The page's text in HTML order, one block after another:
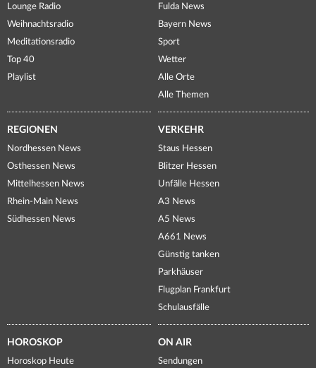
Lounge Radio
Weihnachtsradio
Meditationsradio
Top 40
Playlist
Fulda News
Bayern News
Sport
Wetter
Alle Orte
Alle Themen
REGIONEN
Nordhessen News
Osthessen News
Mittelhessen News
Rhein-Main News
Südhessen News
VERKEHR
Staus Hessen
Blitzer Hessen
Unfälle Hessen
A3 News
A5 News
A661 News
Günstig tanken
Parkhäuser
Flugplan Frankfurt
Schulausfälle
HOROSKOP
Horoskop Heute
ON AIR
Sendungen